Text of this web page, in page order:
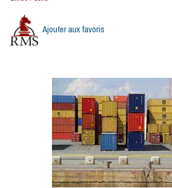
Ajouter aux favoris